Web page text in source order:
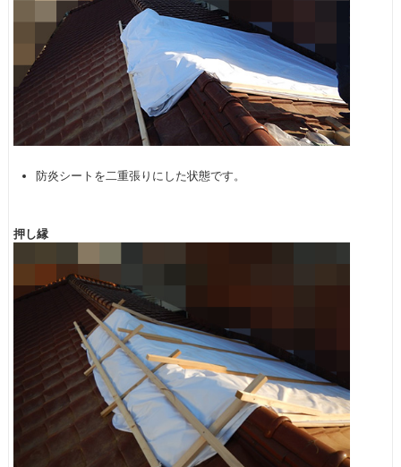
防炎シートを二重張りにした状態です。
押し縁